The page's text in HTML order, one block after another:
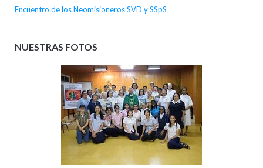
Encuentro de los Neomisioneros SVD y SSpS
NUESTRAS FOTOS